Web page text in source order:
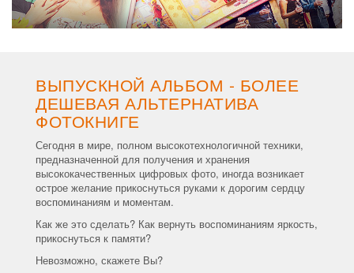
ВЫПУСКНОЙ АЛЬБОМ - БОЛЕЕ
ДЕШЕВАЯ АЛЬТЕРНАТИВА
ФОТОКНИГЕ
Сегодня в мире, полном высокотехнологичной техники,
предназначенной для получения и хранения
высококачественных цифровых фото, иногда возникает
острое желание прикоснуться руками к дорогим сердцу
воспоминаниям и моментам.
Как же это сделать? Как вернуть воспоминаниям яркость,
прикоснуться к памяти?
Невозможно, скажете Вы?